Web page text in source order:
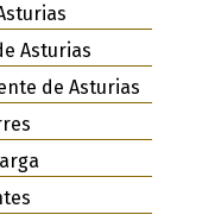
Asturias
de Asturias